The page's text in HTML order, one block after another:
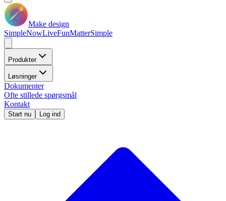
Make design
SimpleNowLiveFunMatterSimple
Produkter
Løsninger
Dokumenter
Ofte stillede spørgsmål
Kontakt
Start nu Log ind